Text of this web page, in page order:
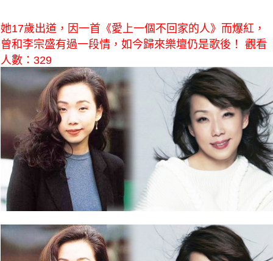
她17歲出道，因一首《愛上一個不回家的人》而爆紅，
曾和李宗盛有過一段情，如今歸來樂壇仍是歌後！ 觀看
人數：329